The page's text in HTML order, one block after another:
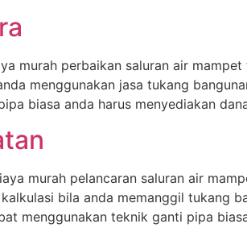
murah perbaikan saluran air
menggunakan jasa tukang
biasa anda harus menyediakan
murah pelancaran saluran air
bila anda memanggil tukang
menggunakan teknik ganti pipa